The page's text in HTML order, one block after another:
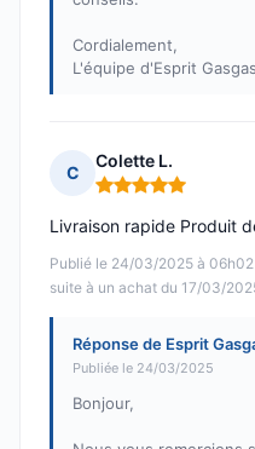
Cordialement,
L'équipe d'Esprit Gasgas
C
Colette L.
Note : 5 sur 5
Publié le 24/03/2025 à 06h02
suite à un achat du 17/03/
Livraison rapide Produit
Réponse de Esprit
Publiée le 24/03/2025
Bonjour,